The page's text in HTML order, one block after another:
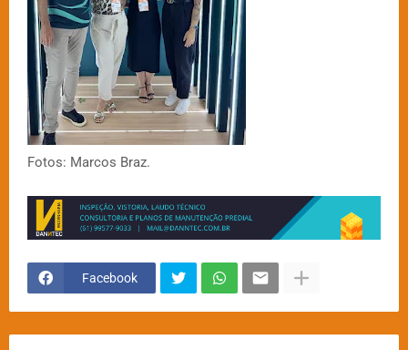
Fotos: Marcos Braz.
Facebook